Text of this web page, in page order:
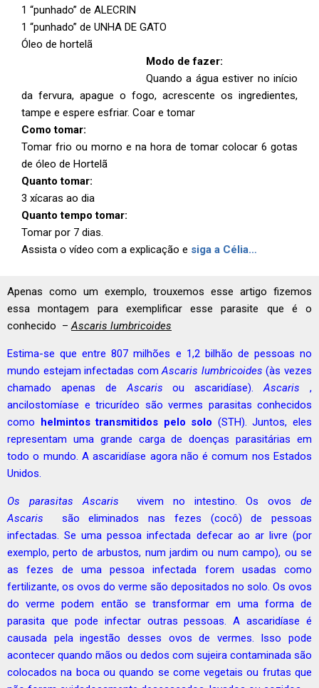
1 “punhado” de ALECRIN
1 “punhado” de UNHA DE GATO
Óleo de hortelã
Modo de fazer:
Quando a água estiver no início
da fervura, apague o fogo, acrescente os ingredientes,
tampe e espere esfriar. Coar e tomar
Como tomar:
Tomar frio ou morno e na hora de tomar colocar 6 gotas
de óleo de Hortelã
Quanto tomar:
3 xícaras ao dia
Quanto tempo tomar:
Tomar por 7 dias.
Assista o vídeo com a explicação e siga a Célia…
Apenas como um exemplo, trouxemos esse artigo fizemos
essa montagem para exemplificar esse parasite que é o
conhecido –Ascaris lumbricoides
Estima-se que entre 807 milhões e 1,2 bilhão de pessoas no
mundo estejam infectadas comAscaris lumbricoides (às vezes
chamado apenas deAscaris ou ascaridíase).Ascaris ,
ancilostomíase e tricurídeo são vermes parasitas conhecidos
como helmintos transmitidos pelo solo (STH). Juntos, eles
representam uma grande carga de doenças parasitárias em
todo o mundo. A ascaridíase agora não é comum nos Estados
Unidos.
Os parasitas Ascaris vivem no intestino. Os ovosde
Ascaris são eliminados nas fezes (cocô) de pessoas
infectadas. Se uma pessoa infectada defecar ao ar livre (por
exemplo, perto de arbustos, num jardim ou num campo), ou se
as fezes de uma pessoa infectada forem usadas como
fertilizante, os ovos do verme são depositados no solo. Os ovos
do verme podem então se transformar em uma forma de
parasita que pode infectar outras pessoas. A ascaridíase é
causada pela ingestão desses ovos de vermes. Isso pode
acontecer quando mãos ou dedos com sujeira contaminada são
colocados na boca ou quando se come vegetais ou frutas que